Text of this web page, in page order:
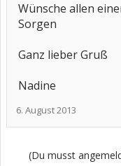
Wünsche allen
Sorgen
Ganz lieber Gruß
Nadine
6. August 2013
(Du musst